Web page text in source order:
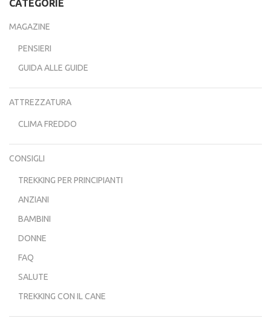
CATEGORIE
MAGAZINE
PENSIERI
GUIDA ALLE GUIDE
ATTREZZATURA
CLIMA FREDDO
CONSIGLI
TREKKING PER PRINCIPIANTI
ANZIANI
BAMBINI
DONNE
FAQ
SALUTE
TREKKING CON IL CANE